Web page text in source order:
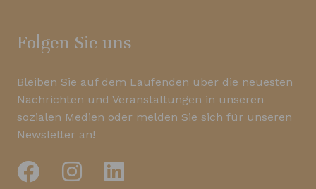
Folgen Sie uns
Bleiben Sie auf dem Laufenden über die neuesten
Nachrichten und Veranstaltungen in unseren
sozialen Medien oder melden Sie sich für unseren
Newsletter an!